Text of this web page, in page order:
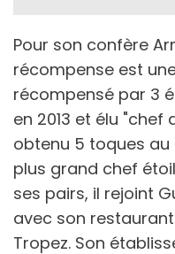
Pour son confère
récompense est
récompensé par 3
en 2013 et élu "chef
obtenu 5 toques au
plus grand chef
ses pairs, il rejoint
avec son restaurant
Tropez. Son